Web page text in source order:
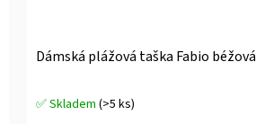
Dámská plážová taška Fabio béžová
Průměrné
✅ Skladem (>5 ks)